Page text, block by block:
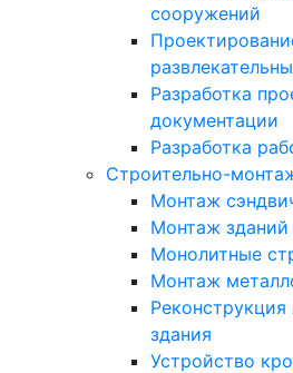
сооружений
Разработка
документации
Разработка
Строительно-
Монтаж
Монтаж зданий
Монолитные
Монтаж
здания
Устройство